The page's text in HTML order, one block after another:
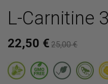
L-Carnitine
22,50 € 25,00 €